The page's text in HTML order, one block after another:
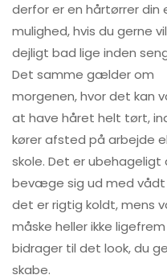
derfor er en hårtørrer din
mulighed, hvis du gerne
dejligt bad lige inden
Det samme gælder om
morgenen, hvor det kan
at have håret helt tørt,
kører afsted på arbejde
skole. Det er ubehageligt
bevæge sig ud med vådt
det er rigtig koldt, mens
måske heller ikke ligefrem
bidrager til det look, du
skabe.